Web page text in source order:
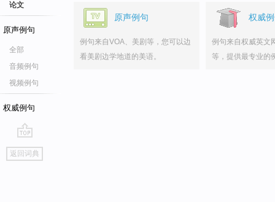
论文
原声例句
全部
音频例句
视频例句
权威例句
go
top
返回词典
原声例句
例句来自VOA、美剧等，您可以边
看美剧边学地道的美语。
权威
例句来自权威英文
等，提供最专业的